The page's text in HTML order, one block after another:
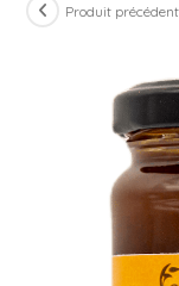
Produit précédent